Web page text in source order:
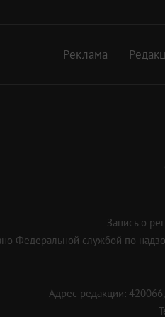
Реклама
Запись о
Федеральной службой по
Адрес редакции: 420066,